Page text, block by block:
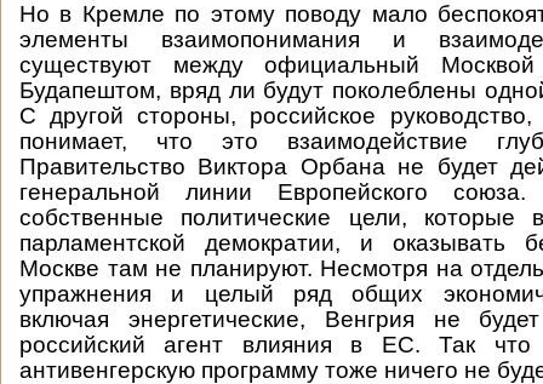
Но в Кремле по этому поводу мало
элементы взаимопонимания и
существуют между официальный
Будапештом, вряд ли будут поколеблены
С другой стороны, российское
понимает, что это взаимодействие
Правительство Виктора Орбана не будет
генеральной линии Европейского
собственные политические цели, которые
парламентской демократии, и оказывать
Москве там не планируют. Несмотря на
упражнения и целый ряд общих
включая энергетические, Венгрия не
российский агент влияния в ЕС. Так что
антивенгерскую программу тоже ничего не